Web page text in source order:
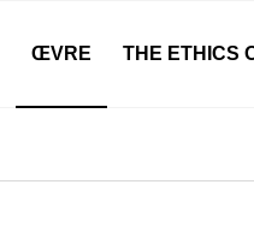
ŒVRE THE ETHICS